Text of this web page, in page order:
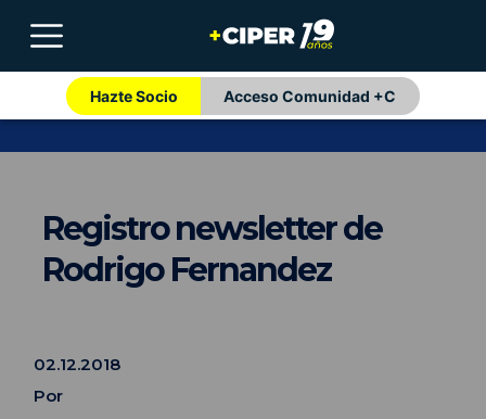
Hazte Socio Acceso Comunidad +C
Registro newsletter de
Rodrigo Fernandez
02.12.2018
Por